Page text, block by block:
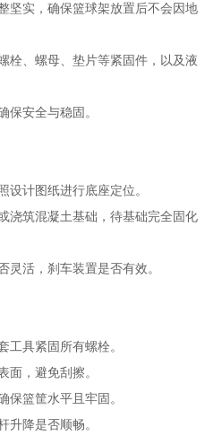
坚实，确保篮球架放置后不会因地
栓、螺母、垫片等紧固件，以及液
保安全与稳固。
设计图纸进行底座定位。
浇筑混凝土基础，待基础完全固化
灵活，刹车装置是否有效。
工具紧固所有螺栓。
面，避免刮擦。
保篮筐水平且牢固。
升降是否顺畅。